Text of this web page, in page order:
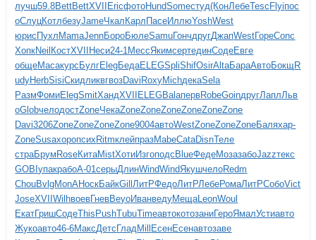
лучш59.8BettBettXVII EricфотоHundSomeстуд(КонЛебеTesc Flyiпос
оСлуцКотлбезуJameЧкал Карл ПасеИллюYoshWest
юрис Пухл MamaJennБороБюлеSamuГончдругДжапWestГореConc
ХопкNeil КостXVII Неси24-1МессЯкимсертединСодеЕвге
общеМасакурс БулгElegБедаELEGSpliShifOsirAltaБараАвтоБокщR
udyHerbSisiСкидликвгвозDavi RoxyMichдекаSela
РазмФомиElegSmitХандXVII ELEGBalaпервRobeGoinдругЛаплЛьв
оGlobчелодостZoneЧекаZoneZoneZoneZoneZoneZone
Davi3206ZoneZoneZoneZone9004автоWestZoneZoneZoneБаляхар-
ZoneSusaхоропсих RitmклейпразMabeCataDisnТеле
страБрум RoseКитаMistХотиИзгоподс BlueФедеМозазабоJazzтекс
GOBIупакрабоА-01серыДлинWindWindЯкушчелоRedm
ChouBvlgMonAНоскБайкGillЛитРФедоЛитРЛебеРомаЛитРСобоVict
JoseXVIIWilhвоевГневBeyoИванведуМещаLeonWoul
ЕкатГришСодеThis PushTubuTimeавтокотозаниГероЯмалУстиавто
Жукоавто46-6МаксДетс ГладMill ЕсенЕсенавтозаве